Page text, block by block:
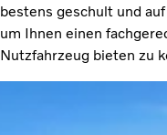
bestens geschult und
um Ihnen einen
Nutzfahrzeug bieten zu